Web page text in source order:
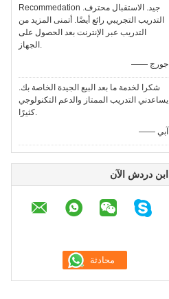
Recommedation جيد. الاستقبال محترف.
التدريب التجريبي رائع أيضًا. أتمنى المزيد من
التدريب عبر الإنترنت بعد الحصول على
الجهاز.
—— جورج
شكرا لخدمة ما بعد البيع الجيدة الخاصة بك.
يساعدني التدريب الممتاز والدعم التكنولوجي
كثيرًا.
—— آبي
ابن دردش الآن